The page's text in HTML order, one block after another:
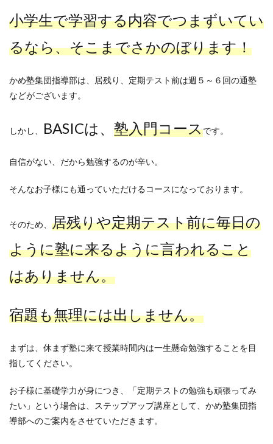
小学生で学習する内容でつまずいてい
るなら、そこまでさかのぼります！
かめ塾集団指導部は、居残り、定期テスト前は週５～６回の通塾
などがございます。
しかし、 BASICは、 塾入門コースです。
自信がない、だから勉強するのが辛い。
そんなお子様にも通っていただけるコースになっております。
そのため、 居残りや定期テスト前に毎日の
ように塾に来るように言われること
はありません。
宿題も無理には出しません。
まずは、休まず塾に来て授業時間内は一生懸命勉強することを目
指してください。
お子様に基礎学力が身につき、「定期テストの勉強も頑張ってみ
たい」という場合は、ステップアップ講座として、かめ塾集団指
導部へのご案内をさせていただきます。